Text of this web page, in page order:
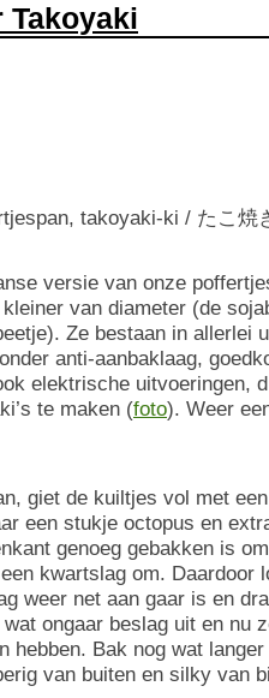
Takoyaki
takoyaki-ki / たこ焼
versie van onze
van diameter (de
Ze bestaan in allerlei
anti-aanbaklaag,
elektrische uitvoeringen,
te maken (foto). Weer
giet de kuiltjes vol met
een stukje octopus en
genoeg gebakken is
kwartslag om. Daardoor
weer net aan gaar is en
ongaar beslag uit en nu
hebben. Bak nog wat
van buiten en silky van